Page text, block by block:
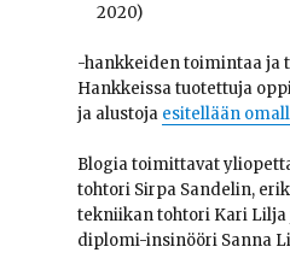
2020)
-hankkeiden toimintaa ja
Hankkeissa tuotettuja
ja alustoja esitellään
Blogia toimittavat
tohtori Sirpa Sandelin,
tekniikan tohtori Kari Lilja
diplomi-insinööri Sanna